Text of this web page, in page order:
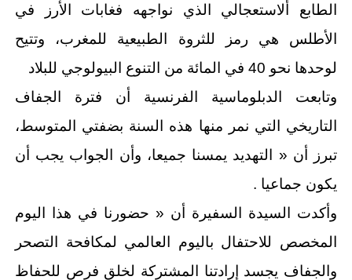
الطابع ألاستعجالي الذي نواجهه فغابات الأرز في
الأطلس هي رمز للثروة الطبيعية للمغرب، وتتيح
لوحدها نحو 40 في المائة من التنوع البيولوجي للبلاد
وتابعت الدبلوماسية الفرنسية أن فترة الجفاف
التاريخي التي نمر منها هذه السنة بضفتي المتوسط،
تبرز أن « التهديد يمسنا جميعا، وأن الجواب يجب أن
يكون جماعيا .
وأكدت السيدة السفيرة أن « حضورنا في هذا اليوم
المخصص للاحتفال باليوم العالمي لمكافحة التصحر
والجفاف يجسد إرادتنا المشتركة لخلق فرص للحفاظ